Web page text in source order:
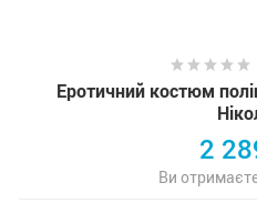
Еротичний костюм
2
Ви